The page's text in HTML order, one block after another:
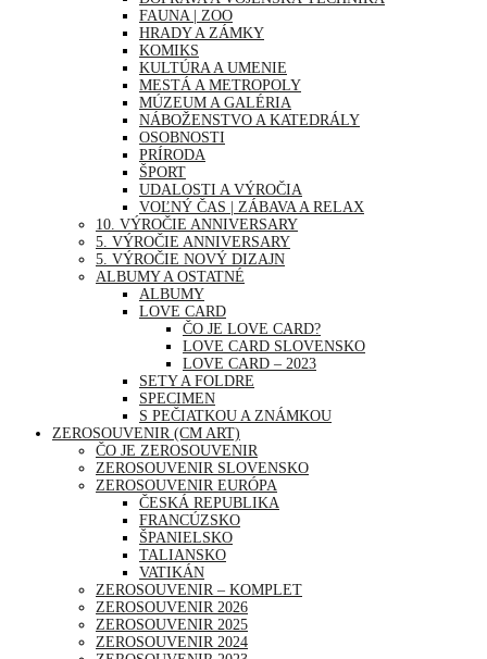
FAUNA | ZOO
HRADY A ZÁMKY
KOMIKS
KULTÚRA A UMENIE
MESTÁ A METROPOLY
MÚZEUM A GALÉRIA
NÁBOŽENSTVO A KATEDRÁLY
OSOBNOSTI
PRÍRODA
ŠPORT
UDALOSTI A VÝROČIA
VOĽNÝ ČAS | ZÁBAVA A RELAX
10. VÝROČIE ANNIVERSARY
5. VÝROČIE ANNIVERSARY
5. VÝROČIE NOVÝ DIZAJN
ALBUMY A OSTATNÉ
ALBUMY
LOVE CARD
ČO JE LOVE CARD?
LOVE CARD SLOVENSKO
LOVE CARD – 2023
SETY A FOLDRE
SPECIMEN
S PEČIATKOU A ZNÁMKOU
ZEROSOUVENIR (CM ART)
ČO JE ZEROSOUVENIR
ZEROSOUVENIR SLOVENSKO
ZEROSOUVENIR EURÓPA
ČESKÁ REPUBLIKA
FRANCÚZSKO
ŠPANIELSKO
TALIANSKO
VATIKÁN
ZEROSOUVENIR – KOMPLET
ZEROSOUVENIR 2026
ZEROSOUVENIR 2025
ZEROSOUVENIR 2024